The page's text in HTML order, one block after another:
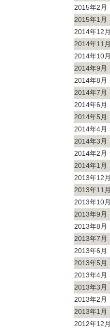
2015年2月
2015年1月
2014年12月
2014年11月
2014年10月
2014年9月
2014年8月
2014年7月
2014年6月
2014年5月
2014年4月
2014年3月
2014年2月
2014年1月
2013年12月
2013年11月
2013年10月
2013年9月
2013年8月
2013年7月
2013年6月
2013年5月
2013年4月
2013年3月
2013年2月
2013年1月
2012年12月